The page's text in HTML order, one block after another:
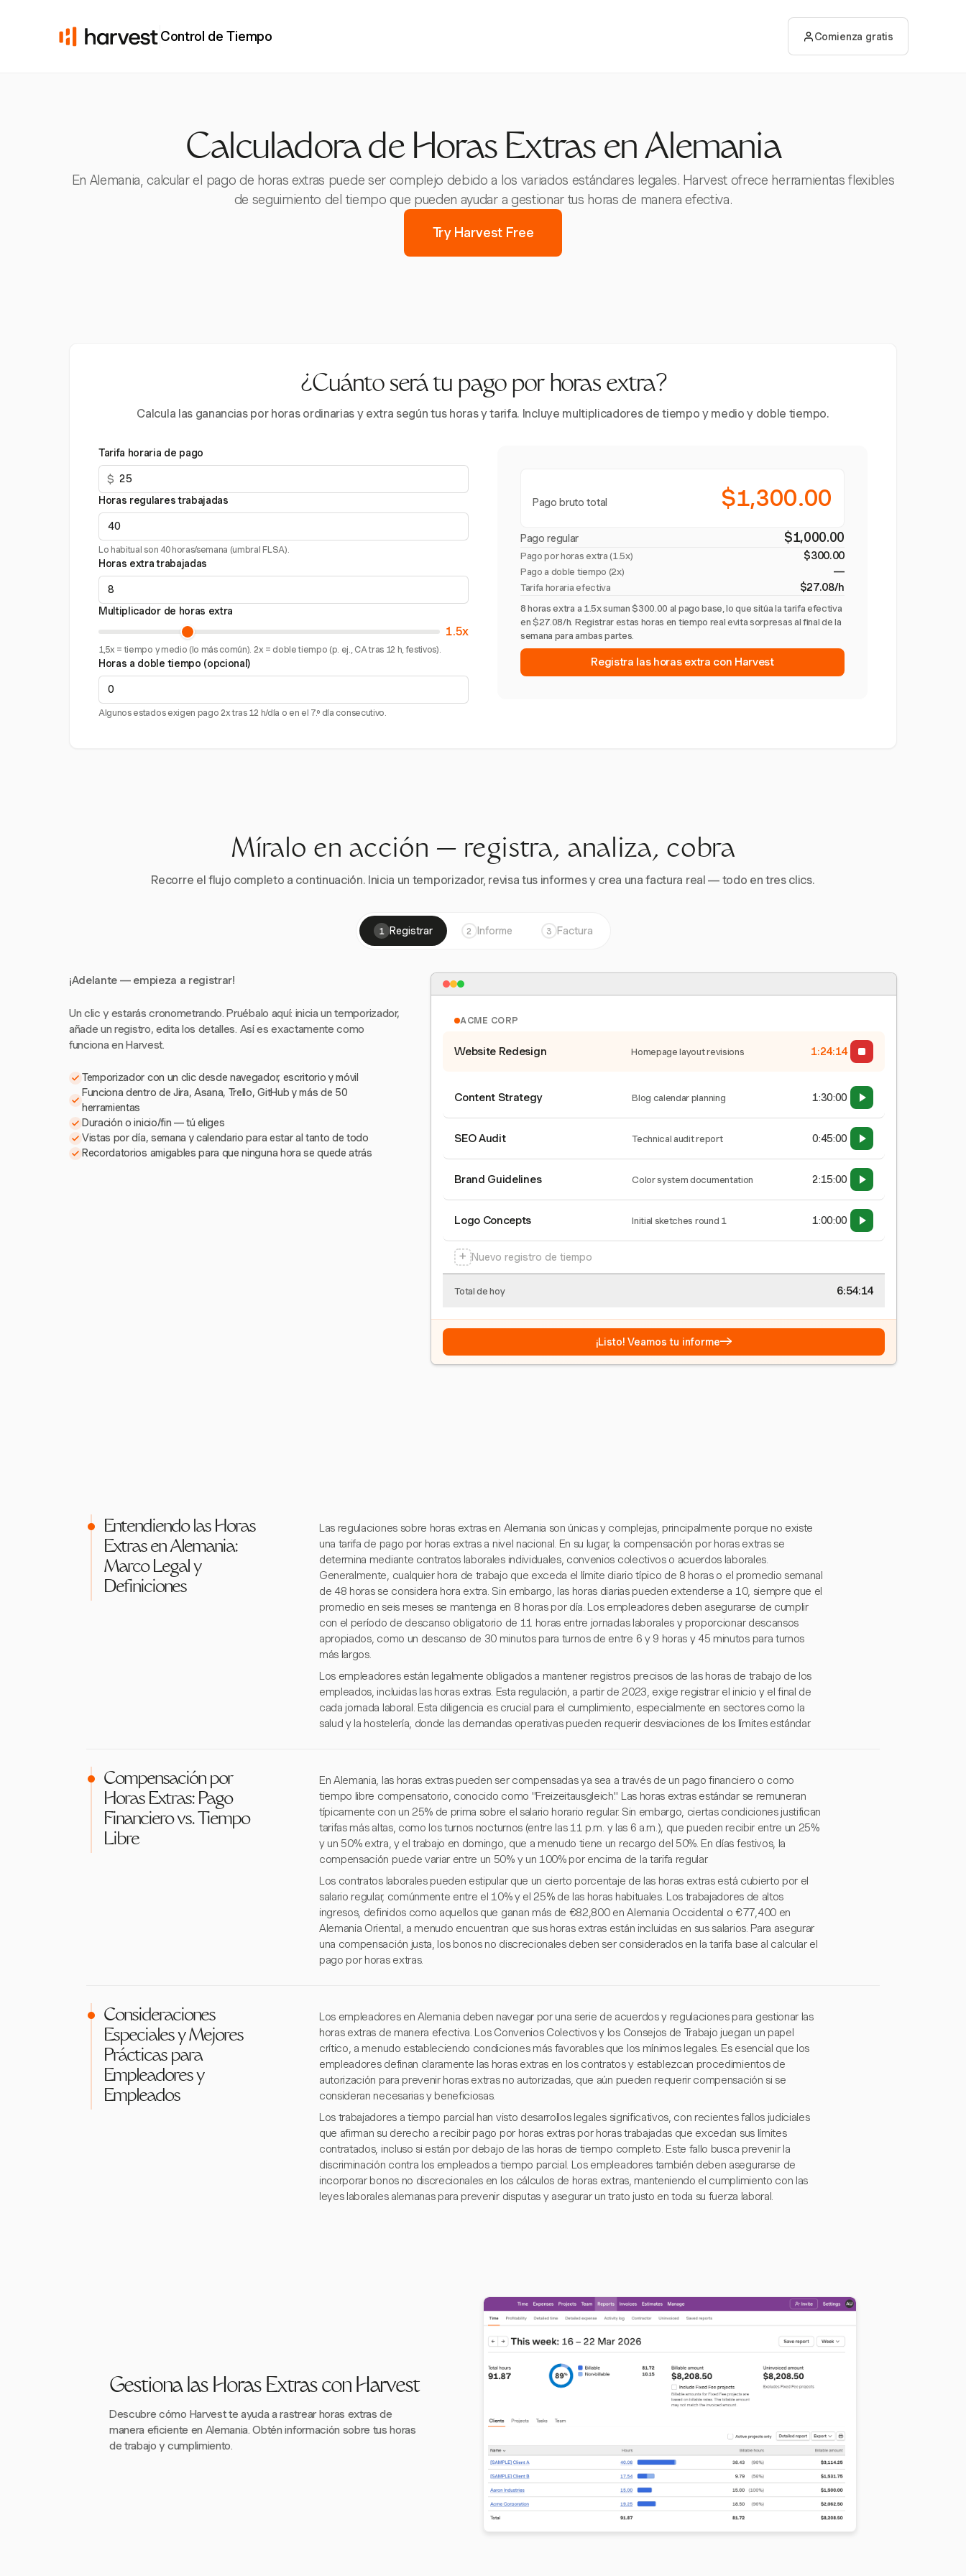
Control de Tiempo Comienza gratis
Calculadora de Horas Extras en Alemania
En Alemania, calcular el pago de horas extras puede ser complejo debido a los variados estándares legales. Harvest ofrece herramientas flexibles
de seguimiento del tiempo que pueden ayudar a gestionar tus horas de manera efectiva.
Try Harvest Free
¿Cuánto será tu pago por horas extra?
Calcula las ganancias por horas ordinarias y extra según tus horas y tarifa. Incluye multiplicadores de tiempo y medio y doble tiempo.
Tarifa horaria de pago
$
Horas regulares trabajadas
Lo habitual son 40 horas/semana (umbral FLSA).
Horas extra trabajadas
Multiplicador de horas extra
1.5x
1,5x = tiempo y medio (lo más común). 2x = doble tiempo (p. ej., CA tras 12 h, festivos).
Horas a doble tiempo (opcional)
Algunos estados exigen pago 2x tras 12 h/día o en el 7.º día consecutivo.
Pago bruto total $1,300.00
Pago regular $1,000.00
Pago por horas extra (1.5x) $300.00
Pago a doble tiempo (2x) —
Tarifa horaria efectiva $27.08/h
8 horas extra a 1.5x suman $300.00 al pago base, lo que sitúa la tarifa efectiva
en $27.08/h. Registrar estas horas en tiempo real evita sorpresas al final de la
semana para ambas partes.
Registra las horas extra con Harvest
Míralo en acción — registra, analiza, cobra
Recorre el flujo completo a continuación. Inicia un temporizador, revisa tus informes y crea una factura real — todo en tres clics.
1 Registrar 2 Informe 3 Factura
¡Adelante — empieza a registrar!
Un clic y estarás cronometrando. Pruébalo aquí: inicia un temporizador,
añade un registro, edita los detalles. Así es exactamente como
funciona en Harvest.
Temporizador con un clic desde navegador, escritorio y móvil
Funciona dentro de Jira, Asana, Trello, GitHub y más de 50
herramientas
Duración o inicio/fin — tú eliges
Vistas por día, semana y calendario para estar al tanto de todo
Recordatorios amigables para que ninguna hora se quede atrás
ACME CORP
Website Redesign Homepage layout revisions 1:24:15
Content Strategy Blog calendar planning 1:30:00
SEO Audit Technical audit report 0:45:00
Brand Guidelines Color system documentation 2:15:00
Logo Concepts Initial sketches round 1 1:00:00
+ Nuevo registro de tiempo
Total de hoy 6:54:15
¡Listo! Veamos tu informe→
Entendiendo las Horas
Extras en Alemania:
Marco Legal y
Definiciones
Las regulaciones sobre horas extras en Alemania son únicas y complejas, principalmente porque no existe
una tarifa de pago por horas extras a nivel nacional. En su lugar, la compensación por horas extras se
determina mediante contratos laborales individuales, convenios colectivos o acuerdos laborales.
Generalmente, cualquier hora de trabajo que exceda el límite diario típico de 8 horas o el promedio semanal
de 48 horas se considera hora extra. Sin embargo, las horas diarias pueden extenderse a 10, siempre que el
promedio en seis meses se mantenga en 8 horas por día. Los empleadores deben asegurarse de cumplir
con el período de descanso obligatorio de 11 horas entre jornadas laborales y proporcionar descansos
apropiados, como un descanso de 30 minutos para turnos de entre 6 y 9 horas y 45 minutos para turnos
más largos.
Los empleadores están legalmente obligados a mantener registros precisos de las horas de trabajo de los
empleados, incluidas las horas extras. Esta regulación, a partir de 2023, exige registrar el inicio y el final de
cada jornada laboral. Esta diligencia es crucial para el cumplimiento, especialmente en sectores como la
salud y la hostelería, donde las demandas operativas pueden requerir desviaciones de los límites estándar.
Compensación por
Horas Extras: Pago
Financiero vs. Tiempo
Libre
En Alemania, las horas extras pueden ser compensadas ya sea a través de un pago financiero o como
tiempo libre compensatorio, conocido como "Freizeitausgleich." Las horas extras estándar se remuneran
típicamente con un 25% de prima sobre el salario horario regular. Sin embargo, ciertas condiciones justifican
tarifas más altas, como los turnos nocturnos (entre las 11 p.m. y las 6 a.m.), que pueden recibir entre un 25%
y un 50% extra, y el trabajo en domingo, que a menudo tiene un recargo del 50%. En días festivos, la
compensación puede variar entre un 50% y un 100% por encima de la tarifa regular.
Los contratos laborales pueden estipular que un cierto porcentaje de las horas extras está cubierto por el
salario regular, comúnmente entre el 10% y el 25% de las horas habituales. Los trabajadores de altos
ingresos, definidos como aquellos que ganan más de €82,800 en Alemania Occidental o €77,400 en
Alemania Oriental, a menudo encuentran que sus horas extras están incluidas en sus salarios. Para asegurar
una compensación justa, los bonos no discrecionales deben ser considerados en la tarifa base al calcular el
pago por horas extras.
Consideraciones
Especiales y Mejores
Prácticas para
Empleadores y
Empleados
Los empleadores en Alemania deben navegar por una serie de acuerdos y regulaciones para gestionar las
horas extras de manera efectiva. Los Convenios Colectivos y los Consejos de Trabajo juegan un papel
crítico, a menudo estableciendo condiciones más favorables que los mínimos legales. Es esencial que los
empleadores definan claramente las horas extras en los contratos y establezcan procedimientos de
autorización para prevenir horas extras no autorizadas, que aún pueden requerir compensación si se
consideran necesarias y beneficiosas.
Los trabajadores a tiempo parcial han visto desarrollos legales significativos, con recientes fallos judiciales
que afirman su derecho a recibir pago por horas extras por horas trabajadas que excedan sus límites
contratados, incluso si están por debajo de las horas de tiempo completo. Este fallo busca prevenir la
discriminación contra los empleados a tiempo parcial. Los empleadores también deben asegurarse de
incorporar bonos no discrecionales en los cálculos de horas extras, manteniendo el cumplimiento con las
leyes laborales alemanas para prevenir disputas y asegurar un trato justo en toda su fuerza laboral.
Gestiona las Horas Extras con Harvest
Descubre cómo Harvest te ayuda a rastrear horas extras de
manera eficiente en Alemania. Obtén información sobre tus horas
de trabajo y cumplimiento.